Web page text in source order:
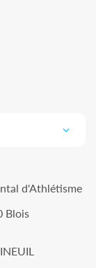
d'Athlétisme
Blois